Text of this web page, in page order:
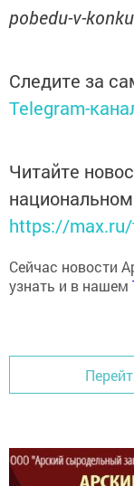
pobedu-v-
Следите за
Telegram-
Читайте
https://
Сейчас новости
узнать и в нашем